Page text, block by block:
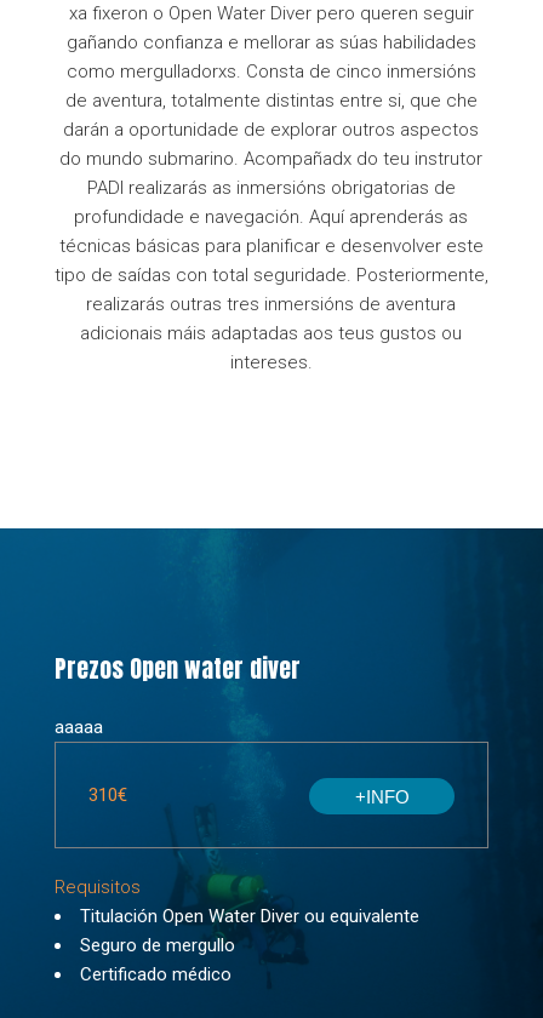
xa fixeron o Open Water Diver pero queren seguir
gañando confianza e mellorar as súas habilidades
como mergulladorxs. Consta de cinco inmersións
de aventura, totalmente distintas entre si, que che
darán a oportunidade de explorar outros aspectos
do mundo submarino. Acompañadx do teu instrutor
PADI realizarás as inmersións obrigatorias de
profundidade e navegación. Aquí aprenderás as
técnicas básicas para planificar e desenvolver este
tipo de saídas con total seguridade. Posteriormente,
realizarás outras tres inmersións de aventura
adicionais máis adaptadas aos teus gustos ou
intereses.
Prezos Open water diver
aaaaa
310€ +INFO
Requisitos
Titulación Open Water Diver ou equivalente
Seguro de mergullo
Certificado médico